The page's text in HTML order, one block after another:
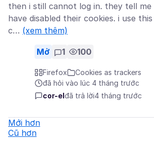
then i still cannot log in. they tell me
have disabled their cookies. i use
c… (xem thêm)
Mở 1 100
Firefox
Cookies as trackers
đã hỏi vào lúc 4 tháng trước
cor-el đã trả lời4 tháng trước
Mới hơn
Cũ hơn